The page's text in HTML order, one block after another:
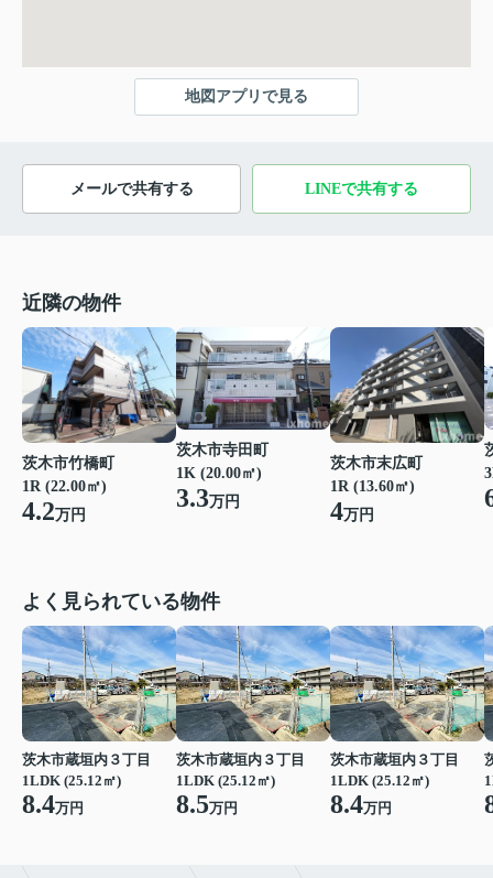
地図アプリで見る
メールで共有する LINEで共有する
近隣の物件
茨木市竹橋町
1R (22.00㎡)
4.2万円
茨木市寺田町
1K (20.00㎡)
3.3万円
茨木市末広町
1R (13.60㎡)
4万円
よく見られている物件
茨木市蔵垣内３丁目
1LDK (25.12㎡)
8.4万円
茨木市蔵垣内３丁目
1LDK (25.12㎡)
8.5万円
茨木市蔵垣内３丁目
1LDK (25.12㎡)
8.4万円